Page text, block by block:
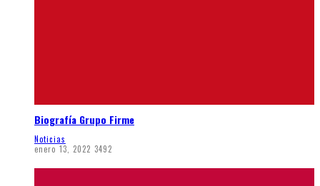
Biografía Grupo Firme
Noticias
enero 13, 2022 3492